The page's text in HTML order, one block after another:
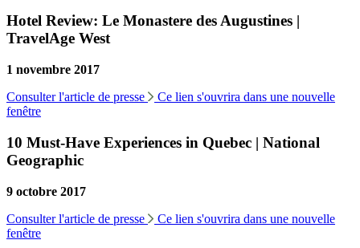
Hotel Review: Le Monastere des Augustines |
TravelAge West
1 novembre 2017
Consulter l'article de presse
Ce lien s'ouvrira dans une nouvelle
fenêtre
10 Must-Have Experiences in Quebec | National
Geographic
9 octobre 2017
Consulter l'article de presse
Ce lien s'ouvrira dans une nouvelle
fenêtre